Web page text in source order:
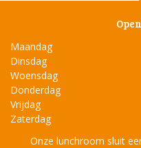
Maandag
Dinsdag
Woensdag
Donderdag
Vrijdag
Zaterdag
Onze lunchroom sluit